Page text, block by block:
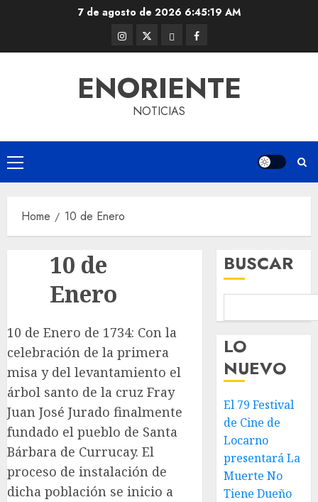
7 de agosto de 2026 6:45:19 AM
Instagram
@EnOriente
Twitter
(X)
ThreadsFacebook
ENORIENTE
NOTICIAS
Primary
Menu
Home 10 de Enero
10 de
Enero
10 de Enero de 1734: Con la
celebración de la primera
misa y del levantamiento el
árbol santo de la cruz Fray
Juan José Jurado finalmente
fundado el pueblo de Santa
Bárbara de Currucay. El
proceso de instalación de
dicha población se inicio a
BUSCAR
LO
NUEVO
El 79 Festival
de Cine de
Locarno
presentará La
Muerte No
Tiene Dueño